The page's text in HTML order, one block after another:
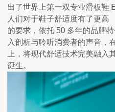
出了世界上第一双专业滑板鞋
人们对于鞋子舒适度有了更高
的要求，依托 50 多年的品牌
入剖析与聆听消费者的声音，
上，将现代舒适技术完美融入
诞生。